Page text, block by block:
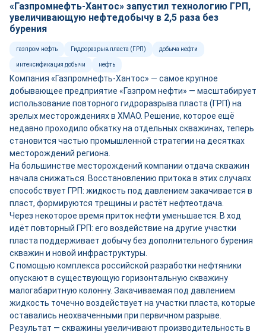
«Газпромнефть-Хантос» запустил технологию ГРП,
увеличивающую нефтедобычу в 2,5 раза без
бурения
газпром нефть Гидроразрыв пласта (ГРП) добыча нефти
интенсификация добычи нефть
Компания «Газпромнефть-Хантос» — самое крупное
добывающее предприятие «Газпром нефти» — масштабирует
использование повторного гидроразрыва пласта (ГРП) на
зрелых месторождениях в ХМАО. Решение, которое ещё
недавно проходило обкатку на отдельных скважинах, теперь
становится частью промышленной стратегии на десятках
месторождений региона.
На большинстве месторождений компании отдача скважин
начала снижаться. Восстановлению притока в этих случаях
способствует ГРП: жидкость под давлением закачивается в
пласт, формируются трещины и растёт нефтеотдача.
Через некоторое время приток нефти уменьшается. В ход
идёт повторный ГРП: его воздействие на другие участки
пласта поддерживает добычу без дополнительного бурения
скважин и новой инфраструктуры.
С помощью комплекса российской разработки нефтяники
опускают в существующую горизонтальную скважину
малогабаритную колонну. Закачиваемая под давлением
жидкость точечно воздействует на участки пласта, которые
оставались неохваченными при первичном разрыве.
Результат — скважины увеличивают производительность в